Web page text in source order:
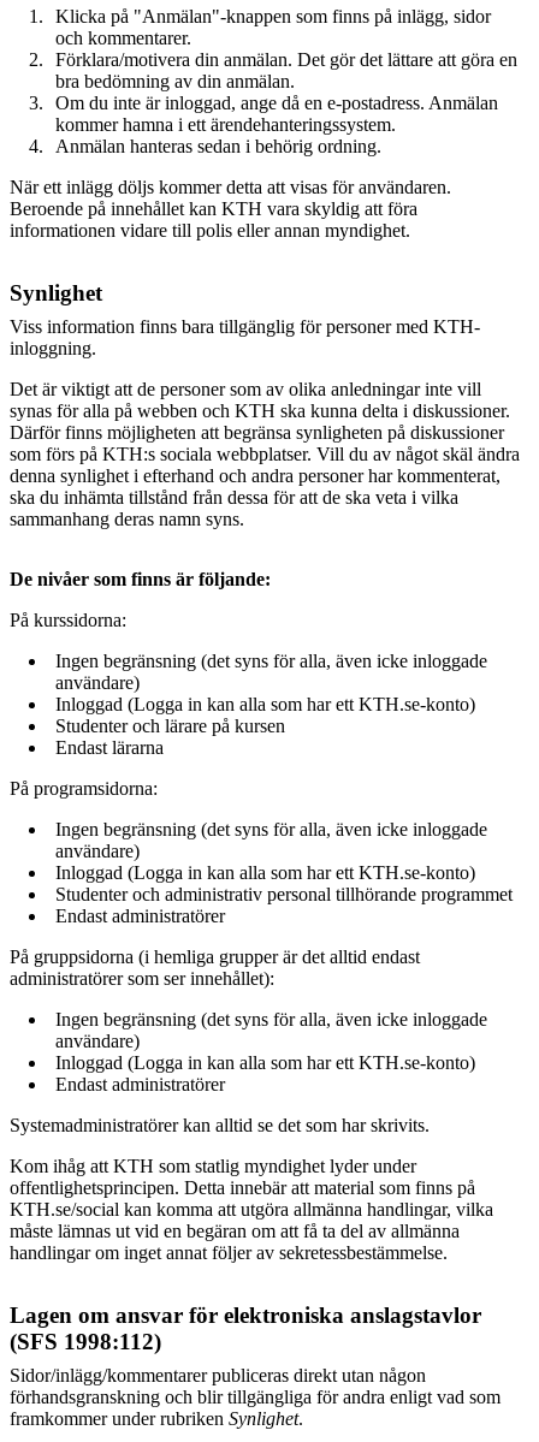
Klicka på "Anmälan"-knappen som finns på inlägg, sidor
och kommentarer.
Förklara/motivera din anmälan. Det gör det lättare att göra en
bra bedömning av din anmälan.
Om du inte är inloggad, ange då en e-postadress. Anmälan
kommer hamna i ett ärendehanteringssystem.
Anmälan hanteras sedan i behörig ordning.
När ett inlägg döljs kommer detta att visas för användaren.
Beroende på innehållet kan KTH vara skyldig att föra
informationen vidare till polis eller annan myndighet.
Synlighet
Viss information finns bara tillgänglig för personer med KTH-
inloggning.
Det är viktigt att de personer som av olika anledningar inte vill
synas för alla på webben och KTH ska kunna delta i diskussioner.
Därför finns möjligheten att begränsa synligheten på diskussioner
som förs på KTH:s sociala webbplatser. Vill du av något skäl ändra
denna synlighet i efterhand och andra personer har kommenterat,
ska du inhämta tillstånd från dessa för att de ska veta i vilka
sammanhang deras namn syns.
De nivåer som finns är följande:
På kurssidorna:
Ingen begränsning (det syns för alla, även icke inloggade
användare)
Inloggad (Logga in kan alla som har ett KTH.se-konto)
Studenter och lärare på kursen
Endast lärarna
På programsidorna:
Ingen begränsning (det syns för alla, även icke inloggade
användare)
Inloggad (Logga in kan alla som har ett KTH.se-konto)
Studenter och administrativ personal tillhörande programmet
Endast administratörer
På gruppsidorna (i hemliga grupper är det alltid endast
administratörer som ser innehållet):
Ingen begränsning (det syns för alla, även icke inloggade
användare)
Inloggad (Logga in kan alla som har ett KTH.se-konto)
Endast administratörer
Systemadministratörer kan alltid se det som har skrivits.
Kom ihåg att KTH som statlig myndighet lyder under
offentlighetsprincipen. Detta innebär att material som finns på
KTH.se/social kan komma att utgöra allmänna handlingar, vilka
måste lämnas ut vid en begäran om att få ta del av allmänna
handlingar om inget annat följer av sekretessbestämmelse.
Lagen om ansvar för elektroniska anslagstavlor
(SFS 1998:112)
Sidor/inlägg/kommentarer publiceras direkt utan någon
förhandsgranskning och blir tillgängliga för andra enligt vad som
framkommer under rubriken Synlighet.